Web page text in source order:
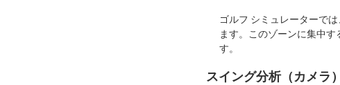
ゴルフ シミュレーターで
ます。このゾーンに集中
す。
スイング分析（カメラ